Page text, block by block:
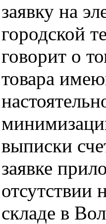
заявку на
городской
говорит о
товара
выписки
заявке
отсутствии
складе в